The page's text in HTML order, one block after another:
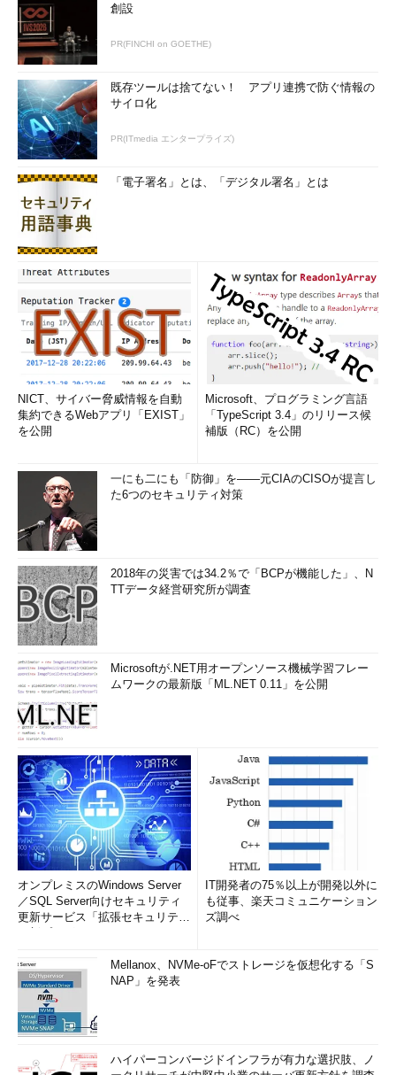
創設
PR(FINCHI on GOETHE)
既存ツールは捨てない！ アプリ連携で防ぐ情報の
サイロ化
PR(ITmedia エンタープライズ)
「電子署名」とは、「デジタル署名」とは
NICT、サイバー脅威情報を自動
集約できるWebアプリ「EXIST」
を公開
Microsoft、プログラミング言語
「TypeScript 3.4」のリリース候
補版（RC）を公開
一にも二にも「防御」を――元CIAのCISOが提言し
た6つのセキュリティ対策
2018年の災害では34.2％で「BCPが機能した」、N
TTデータ経営研究所が調査
Microsoftが.NET用オープンソース機械学習フレー
ムワークの最新版「ML.NET 0.11」を公開
オンプレミスのWindows Server
／SQL Server向けセキュリティ
更新サービス「拡張セキュリティ
IT開発者の75％以上が開発以外に
も従事、楽天コミュニケーション
ズ調べ
Mellanox、NVMe-oFでストレージを仮想化する「S
NAP」を発表
ハイパーコンバージドインフラが有力な選択肢、ノ